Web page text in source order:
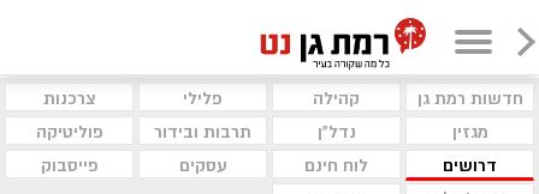
חדשות רמת גן קהילה פלילי
צרכנות
מגזין
נדל"ן תרבות ובידור
פוליטיקה
דרושים
לוח חינם עסקים
פייסבוק